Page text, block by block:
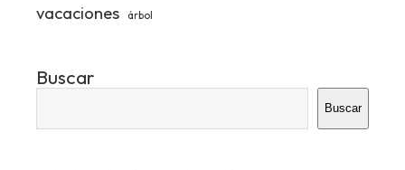
vacaciones árbol
Buscar
Buscar